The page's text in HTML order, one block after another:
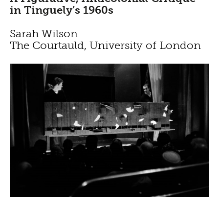
in Tinguely’s 1960s
Sarah Wilson
The Courtauld, University of London